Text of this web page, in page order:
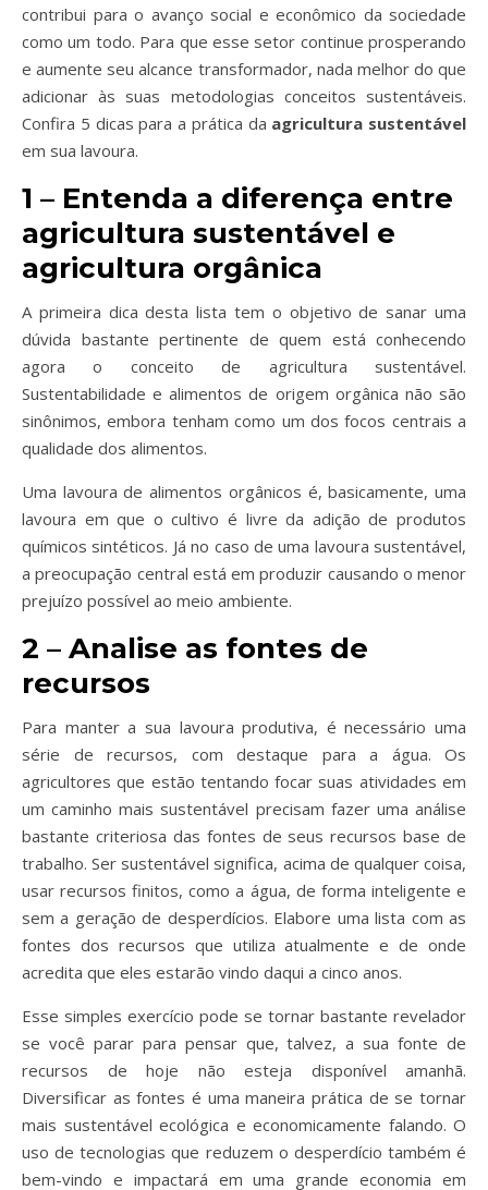
contribui para o avanço social e econômico da sociedade
como um todo. Para que esse setor continue prosperando
e aumente seu alcance transformador, nada melhor do que
adicionar às suas metodologias conceitos sustentáveis.
Confira 5 dicas para a prática da agricultura sustentável
em sua lavoura.
1 – Entenda a diferença entre
agricultura sustentável e
agricultura orgânica
A primeira dica desta lista tem o objetivo de sanar uma
dúvida bastante pertinente de quem está conhecendo
agora o conceito de agricultura sustentável.
Sustentabilidade e alimentos de origem orgânica não são
sinônimos, embora tenham como um dos focos centrais a
qualidade dos alimentos.
Uma lavoura de alimentos orgânicos é, basicamente, uma
lavoura em que o cultivo é livre da adição de produtos
químicos sintéticos. Já no caso de uma lavoura sustentável,
a preocupação central está em produzir causando o menor
prejuízo possível ao meio ambiente.
2 – Analise as fontes de
recursos
Para manter a sua lavoura produtiva, é necessário uma
série de recursos, com destaque para a água. Os
agricultores que estão tentando focar suas atividades em
um caminho mais sustentável precisam fazer uma análise
bastante criteriosa das fontes de seus recursos base de
trabalho. Ser sustentável significa, acima de qualquer coisa,
usar recursos finitos, como a água, de forma inteligente e
sem a geração de desperdícios. Elabore uma lista com as
fontes dos recursos que utiliza atualmente e de onde
acredita que eles estarão vindo daqui a cinco anos.
Esse simples exercício pode se tornar bastante revelador
se você parar para pensar que, talvez, a sua fonte de
recursos de hoje não esteja disponível amanhã.
Diversificar as fontes é uma maneira prática de se tornar
mais sustentável ecológica e economicamente falando. O
uso de tecnologias que reduzem o desperdício também é
bem-vindo e impactará em uma grande economia em